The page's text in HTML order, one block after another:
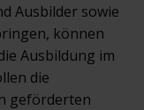
Ausbilder sowie
können
Ausbildung im
die
geförderten